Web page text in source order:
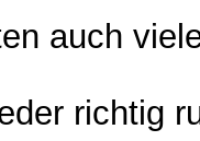
auch
richtig